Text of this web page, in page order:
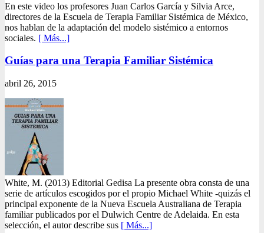
En este video los profesores Juan Carlos García y Silvia Arce,
directores de la Escuela de Terapia Familiar Sistémica de México,
nos hablan de la adaptación del modelo sistémico a entornos
sociales. [ Más...]
Guías para una Terapia Familiar Sistémica
abril 26, 2015
White, M. (2013) Editorial Gedisa La presente obra consta de una
serie de artículos escogidos por el propio Michael White -quizás el
principal exponente de la Nueva Escuela Australiana de Terapia
familiar publicados por el Dulwich Centre de Adelaida. En esta
selección, el autor describe sus [ Más...]